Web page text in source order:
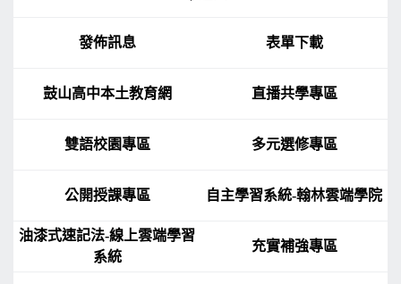
發佈訊息 表單下載
鼓山高中本土教育網 直播共學專區
雙語校園專區 多元選修專區
公開授課專區 自主學習系統-翰林雲端學院
油漆式速記法-線上雲端學習
系統
充實補強專區